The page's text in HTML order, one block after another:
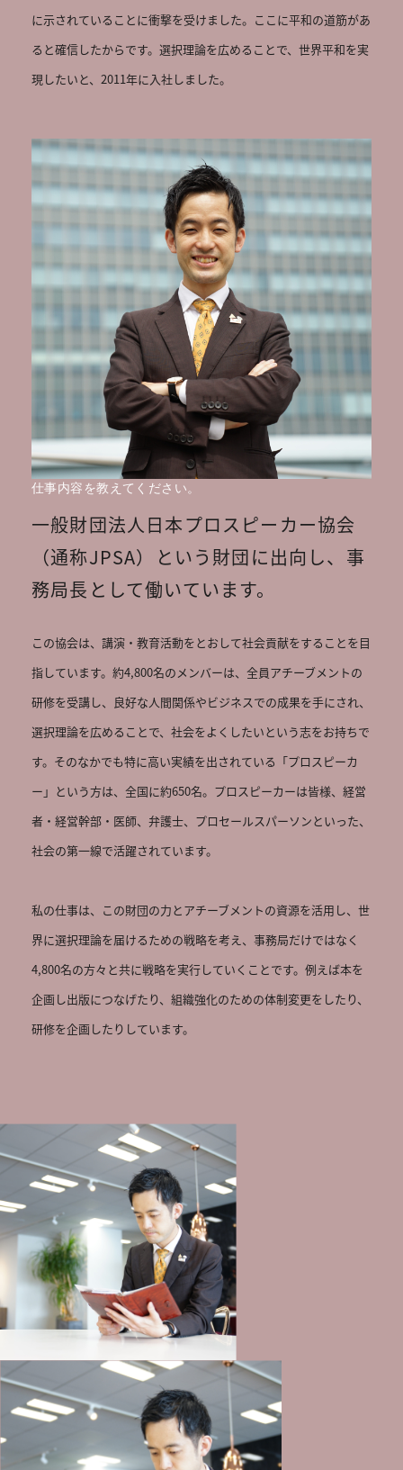
に示されていることに衝撃を受けました。ここに平和の道筋があ
ると確信したからです。選択理論を広めることで、世界平和を実
現したいと、2011年に入社しました。
仕事内容を教えてください。
一般財団法人日本プロスピーカー協会
（通称JPSA）という財団に出向し、事
務局長として働いています。
この協会は、講演・教育活動をとおして社会貢献をすることを目
指しています。約4,800名のメンバーは、全員アチーブメントの
研修を受講し、良好な人間関係やビジネスでの成果を手にされ、
選択理論を広めることで、社会をよくしたいという志をお持ちで
す。そのなかでも特に高い実績を出されている「プロスピーカ
ー」という方は、全国に約650名。プロスピーカーは皆様、経営
者・経営幹部・医師、弁護士、プロセールスパーソンといった、
社会の第一線で活躍されています。
私の仕事は、この財団の力とアチーブメントの資源を活用し、世
界に選択理論を届けるための戦略を考え、事務局だけではなく
4,800名の方々と共に戦略を実行していくことです。例えば本を
企画し出版につなげたり、組織強化のための体制変更をしたり、
研修を企画したりしています。